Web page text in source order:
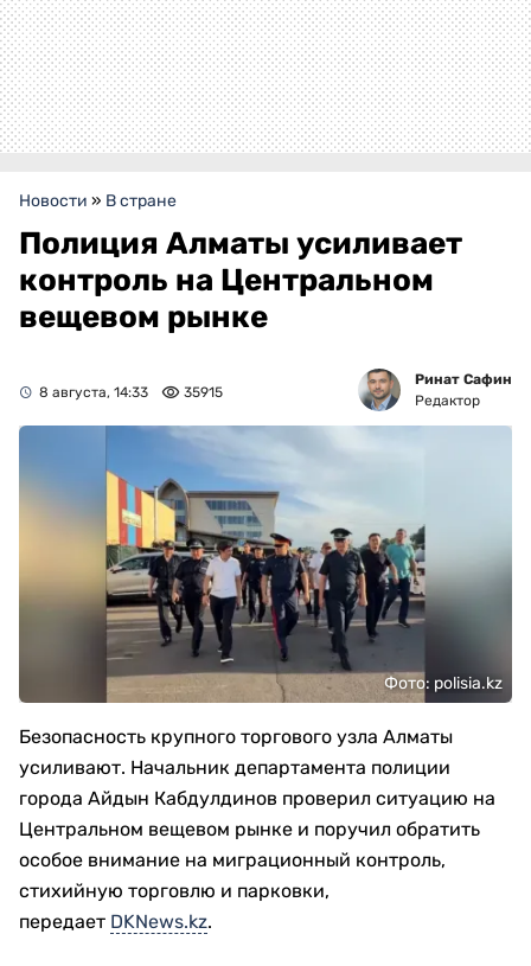
Новости » В стране
Полиция Алматы усиливает
контроль на Центральном
вещевом рынке
8 августа, 14:33 35915
Ринат Сафин
Редактор
Фото: polisia.kz
Безопасность крупного торгового узла Алматы
усиливают. Начальник департамента полиции
города Айдын Кабдулдинов проверил ситуацию на
Центральном вещевом рынке и поручил обратить
особое внимание на миграционный контроль,
стихийную торговлю и парковки,
передает DKNews.kz.